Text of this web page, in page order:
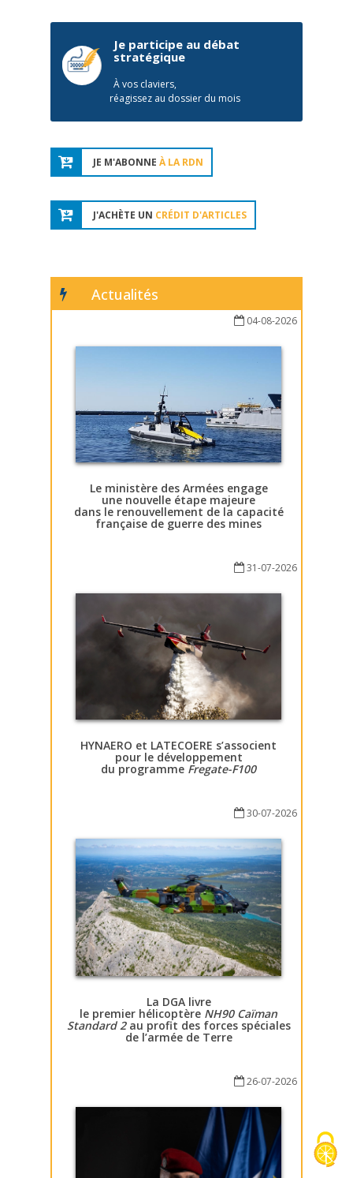
Je participe au débat
stratégique
À vos claviers,
réagissez au dossier du mois
JE M'ABONNE À LA RDN
J'ACHÈTE UN CRÉDIT D'ARTICLES
Actualités
04-08-2026
Le ministère des Armées engage
une nouvelle étape majeure
dans le renouvellement de la capacité
française de guerre des mines
31-07-2026
HYNAERO et LATECOERE s’associent
pour le développement
du programme Fregate-F100
30-07-2026
La DGA livre
le premier hélicoptère NH90 Caïman
Standard 2au profit des forces spéciales
de l’armée de Terre
26-07-2026